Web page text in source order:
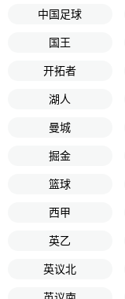
中国足球
国王
开拓者
湖人
曼城
掘金
篮球
西甲
英乙
英议北